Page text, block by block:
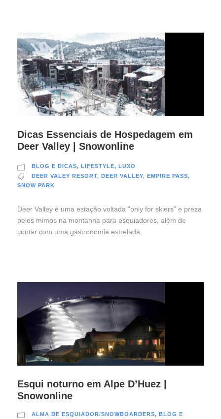
Dicas Essenciais de Hospedagem em
Deer Valley | Snowonline
BLOG E DICAS, LIFESTYLE, LUXO
DEER VALEY RESORT, DEER VALLEY, EMPIRE PASS,
SNOW PARK
Deer Valley é uma estação voltada “only for skiers” e preza
pelos mimos na montanha para esquiadores, além de
contar com uma gastronomia estrelada.
Esqui noturno em Alpe D’Huez |
Snowonline
ALMA DE ESQUIADOR/SNOWBOARDERS, BLOG E